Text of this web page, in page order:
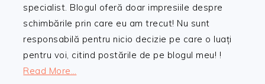
specialist. Blogul oferă doar impresiile despre
schimbările prin care eu am trecut! Nu sunt
responsabilă pentru nicio decizie pe care o luați
pentru voi, citind postările de pe blogul meu! !
Read More…